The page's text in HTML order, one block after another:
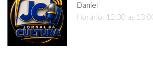
Daniel
Horário: 12:30 as